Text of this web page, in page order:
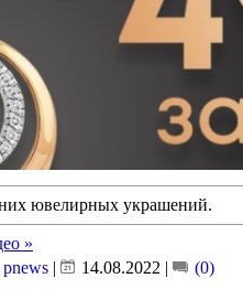
ювелирных украшений.
»
pnews | 14.08.2022 | (0)